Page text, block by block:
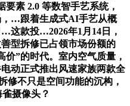
素 2.0 等数智手艺系统，
，…跟着生成式AI手艺从概
这款投…2026年1月14日，
型拆修已占领市场份额的
”的时代。室内空气质量，
动正式推出风速家族两款全
不只是空间功能的沉构，
摄像头？